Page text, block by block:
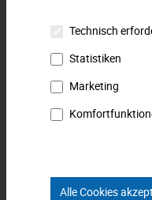
Downloads
Technische Daten
Produkt FAQs
Technisch
Statistiken
Marketing
Alle Cookies